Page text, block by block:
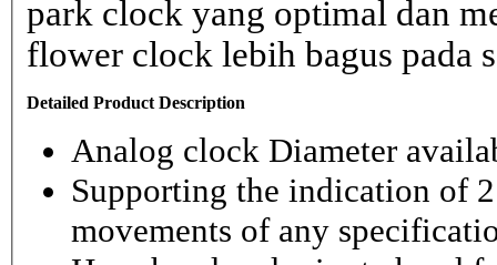
park clock yang optimal dan
flower clock lebih bagus pada
Detailed Product Description
Analog clock Diameter
Supporting the indication of
movements of any